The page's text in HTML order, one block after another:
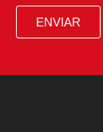
ENVIAR